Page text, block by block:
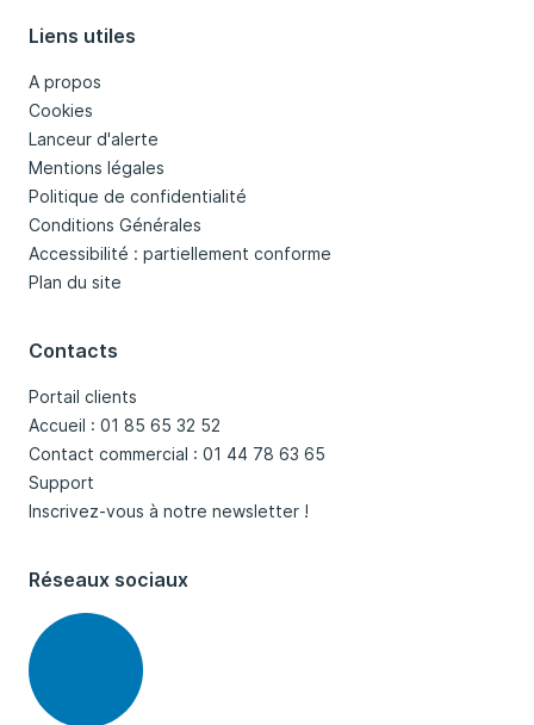
Liens utiles
A propos
Cookies
Lanceur d'alerte
Mentions légales
Politique de confidentialité
Conditions Générales
Accessibilité : partiellement conforme
Plan du site
Contacts
Portail clients
Accueil : 01 85 65 32 52
Contact commercial : 01 44 78 63 65
Support
Inscrivez-vous à notre newsletter !
Réseaux sociaux